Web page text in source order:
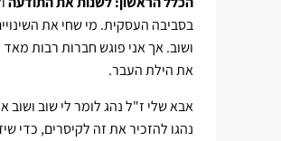
בסביבה העסקית. מי שחי את
ושוב. אך אני פוגש חברות רבות
את הילת העבר.
אבא שלי ז"ל נהג לומר לי שוב
נהגו להזכיר את זה לקיסרים, כדי